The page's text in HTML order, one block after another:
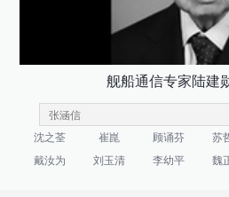
舰船通信专家陆建
沈之荃 崔崑 顾诵芬 苏
戴汝为
刘玉清 李幼平 魏